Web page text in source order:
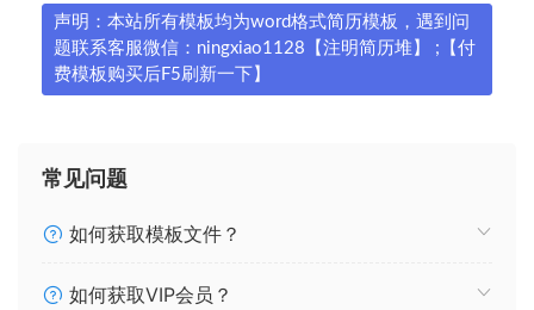
声明：本站所有模板均为word格式简历模板，遇到问
题联系客服微信：ningxiao1128【注明简历堆】 ;【付
费模板购买后F5刷新一下】
常见问题
如何获取模板文件？
如何获取VIP会员？